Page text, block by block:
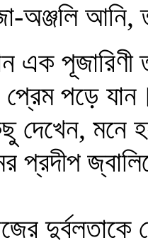
অঞ্জলি আনি,
এক পূজারিণী
প্রেম পড়ে
দেখেন, মনে
প্রদীপ
দুর্বলতাকে